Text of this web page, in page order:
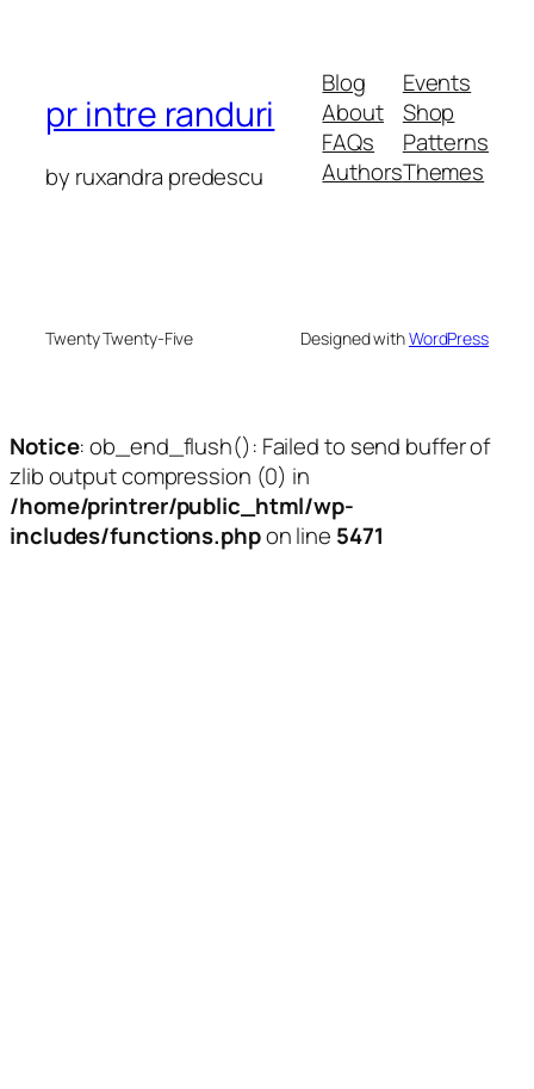
pr intre randuri
by ruxandra predescu
Blog
About
FAQs
Authors
Events
Shop
Patterns
Themes
Twenty Twenty-Five Designed withWordPress
Notice: ob_end_flush(): Failed to send buffer of
zlib output compression (0) in
/home/printrer/public_html/wp-
includes/functions.phpon line 5471